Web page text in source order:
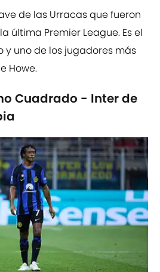
de las Urracas que fueron
última Premier League. Es el
uno de los jugadores más
Howe.
Cuadrado - Inter de